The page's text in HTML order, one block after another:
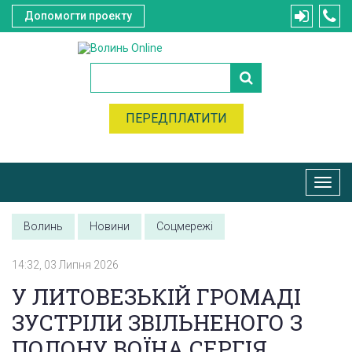
Допомогти проекту
ПЕРЕДПЛАТИТИ
Волинь Новини Соцмережі
14:32, 03 Липня 2026
У ЛИТОВЕЗЬКІЙ ГРОМАДІ
ЗУСТРІЛИ ЗВІЛЬНЕНОГО З